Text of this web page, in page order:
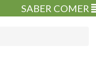
SABER COMER